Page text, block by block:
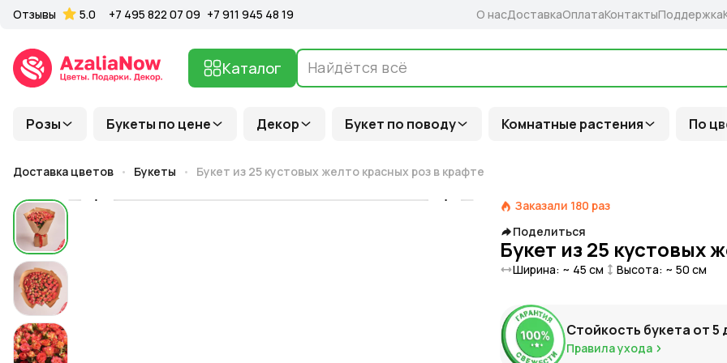
Розы Букеты по цене Декор Букет по поводу Комнатные растения По
Каталог
Отзывы 5.0 +7 495 822 07 09 +7 911 945 48 19 О насДоставкаОплатаКонтактыПоддержка
Доставка цветов Букеты Букет из 25 кустовых желто красных роз в крафте
Заказали 180 раз
Поделиться
Букет из 25 кустовых
Ширина: ~ 45 см Высота: ~ 50 см
Стойкость букета от5
Правила ухода